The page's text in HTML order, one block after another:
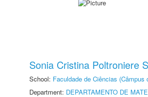
Sonia Cristina Poltroniere
School: Faculdade de Ciências (Câmpus
Department: DEPARTAMENTO DE